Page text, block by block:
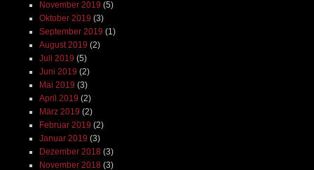
November 2019 (5)
Oktober 2019 (3)
September 2019 (1)
August 2019 (2)
Juli 2019 (5)
Juni 2019 (2)
Mai 2019 (3)
April 2019 (2)
März 2019 (2)
Februar 2019 (2)
Januar 2019 (3)
Dezember 2018 (3)
November 2018 (3)